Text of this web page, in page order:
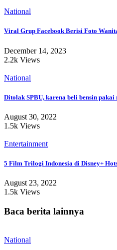
National
Viral Grup Facebook Berisi Foto
December 14, 2023
2.2k Views
National
Ditolak SPBU, karena beli bensin
August 30, 2022
1.5k Views
Entertainment
5 Film Trilogi Indonesia di Disney+
August 23, 2022
1.5k Views
Baca berita lainnya
National